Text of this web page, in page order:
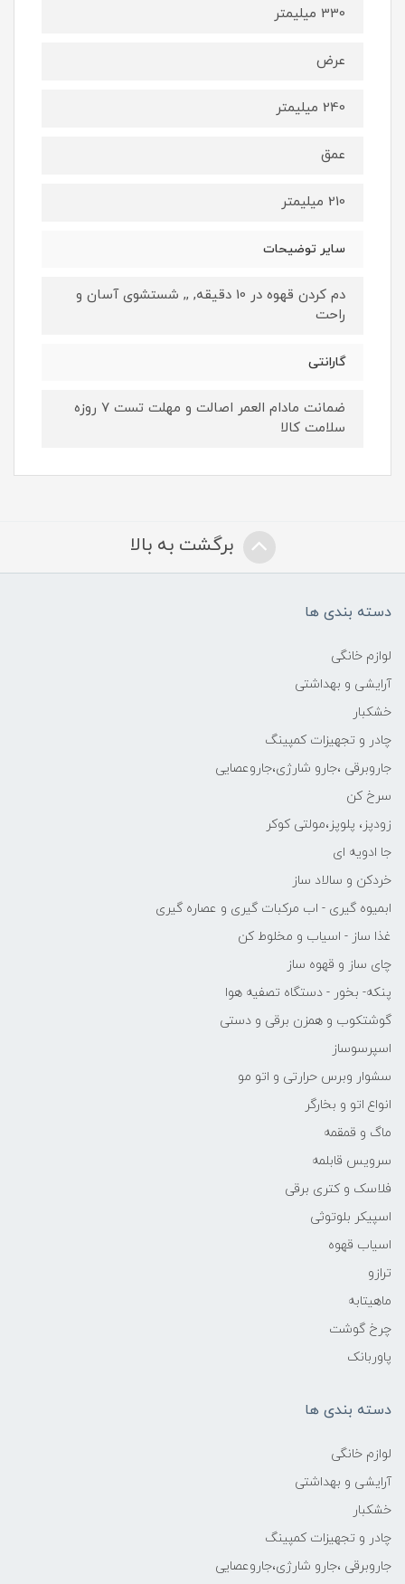
330 میلیمتر
عرض
240 میلیمتر
عمق
210 میلیمتر
سایر توضیحات
دم کردن قهوه در 10 دقیقه, ,, شستشوی آسان و
راحت
گارانتی
ضمانت مادام العمر اصالت و مهلت تست ۷ روزه
سلامت کالا
برگشت به بالا
دسته بندی ها
لوازم خانگی
آرایشی و بهداشتی
خشکبار
چادر و تجهیزات کمپینگ
جاروبرقی ،جارو شارژی،جاروعصایی
سرخ کن
زودپز، پلوپز،مولتی کوکر
جا ادویه ای
خردکن و سالاد ساز
ابمیوه گیری - اب مرکبات گیری و عصاره گیری
غذا ساز - اسیاب و مخلوط کن
چای ساز و قهوه ساز
پنکه- بخور - دستگاه تصفیه هوا
گوشتکوب و همزن برقی و دستی
اسپرسوساز
سشوار وبرس حرارتی و اتو مو
انواع اتو و بخارگر
ماگ و قمقمه
سرویس قابلمه
فلاسک و کتری برقی
اسپیکر بلوتوثی
اسیاب قهوه
ترازو
ماهیتابه
چرخ گوشت
پاوربانک
دسته بندی ها
لوازم خانگی
آرایشی و بهداشتی
خشکبار
چادر و تجهیزات کمپینگ
جاروبرقی ،جارو شارژی،جاروعصایی